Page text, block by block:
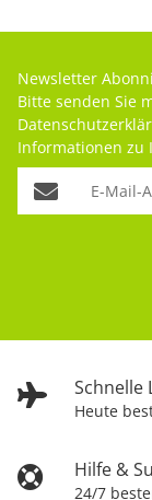
Schnelle
Heute
Hilfe &
24/7
Newsletter
Bitte senden Sie
Informationen zu